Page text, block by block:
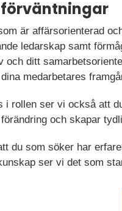
är affärsorienterad
ledarskap samt
och ditt
medarbetares
i rollen ser vi också att
och skapar
du som söker har
ser vi det som